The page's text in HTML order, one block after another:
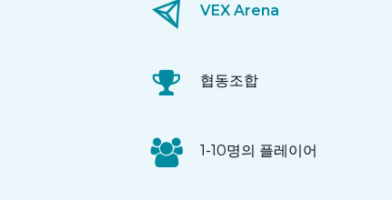
VEX Arena
협동조합
1-10명의 플레이어